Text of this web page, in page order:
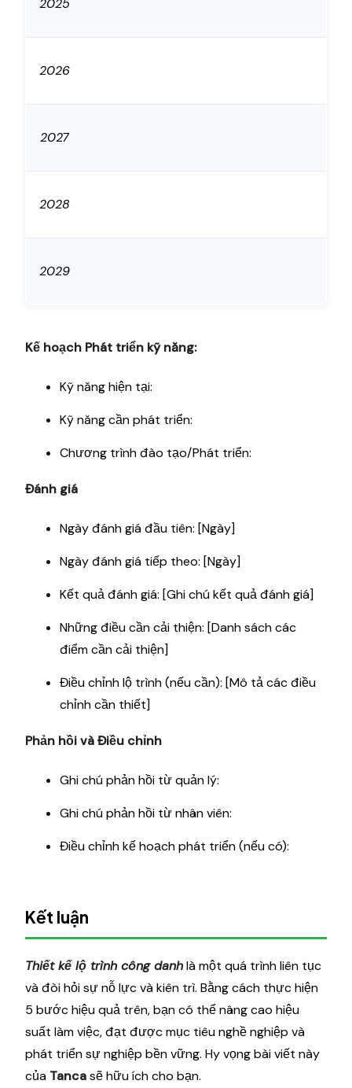
2025
2026
2027
2028
2029
Kế hoạch Phát triển kỹ năng:
Kỹ năng hiện tại:
Kỹ năng cần phát triển:
Chương trình đào tạo/Phát triển:
Đánh giá
Ngày đánh giá đầu tiên: [Ngày]
Ngày đánh giá tiếp theo: [Ngày]
Kết quả đánh giá: [Ghi chú kết quả đánh giá]
Những điều cần cải thiện: [Danh sách các
điểm cần cải thiện]
Điều chỉnh lộ trình (nếu cần): [Mô tả các điều
chỉnh cần thiết]
Phản hồi và Điều chỉnh
Ghi chú phản hồi từ quản lý:
Ghi chú phản hồi từ nhân viên:
Điều chỉnh kế hoạch phát triển (nếu có):
Kết luận
Thiết kế lộ trình công danhlà một quá trình liên tục
và đòi hỏi sự nỗ lực và kiên trì. Bằng cách thực hiện
5 bước hiệu quả trên, bạn có thể nâng cao hiệu
suất làm việc, đạt được mục tiêu nghề nghiệp và
phát triển sự nghiệp bền vững. Hy vọng bài viết này
của Tancasẽ hữu ích cho bạn.